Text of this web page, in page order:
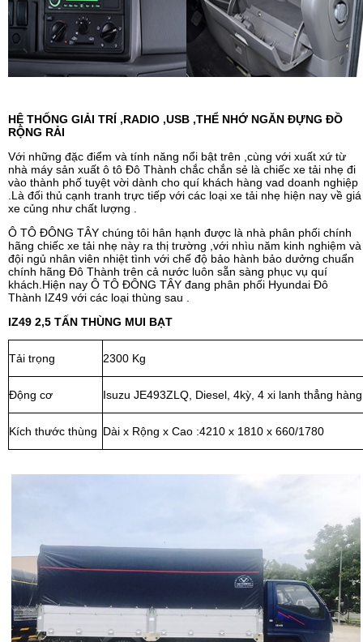
HỆ THỐNG GIẢI TRÍ ,RADIO ,USB ,THỂ NHỚ NGĂN ĐỰNG ĐỒ
RỘNG RẢI
Với những đặc điểm và tính năng nổi bật trên ,cùng với xuất xứ từ
nhà máy sản xuất ô tô Đô Thành chắc chắn sẻ là chiếc xe tải nhẹ đi
vào thành phố tuyệt vời dành cho quí khách hàng vad doanh nghiệp
.Là đối thủ cạnh tranh trực tiếp với các loại xe tải nhẹ hiện nay về giá
xe củng như chất lượng .
Ô TÔ ĐÔNG TÂY chúng tôi hân hạnh được là nhà phân phối chính
hãng chiếc xe tải nhẹ này ra thị trường ,với nhìu năm kinh nghiệm và
đội ngủ nhân viên nhiệt tình với chế độ bảo hành bảo dưởng chuẩn
chính hãng Đô Thành trên cả nước luôn sẵn sàng phục vụ quí
khách.Hiện nay Ô TÔ ĐÔNG TÂY đang phân phối Hyundai Đô
Thành IZ49 với các loại thùng sau .
IZ49 2,5 TẤN THÙNG MUI BẠT
Tải trọng 2300 Kg
Động cơ Isuzu JE493ZLQ, Diesel, 4kỳ, 4 xi lanh thẳng hàng
Kích thước thùng Dài x Rộng x Cao :4210 x 1810 x 660/1780